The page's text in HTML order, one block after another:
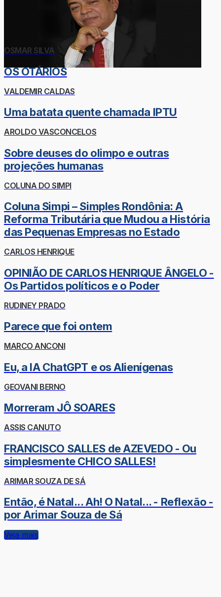
OSMAR SILVA
OS OTÁRIOS
VALDEMIR CALDAS
Uma batata quente chamada IPTU
AROLDO VASCONCELOS
Sobre deuses do olimpo e outras
projeções humanas
COLUNA DO SIMPI
Coluna Simpi – Simples Rondônia: A
Reforma Tributária que Mudou a História
das Pequenas Empresas no Estado
CARLOS HENRIQUE
OPINIÃO DE CARLOS HENRIQUE ÂNGELO -
Os Partidos políticos e o Poder
RUDINEY PRADO
Parece que foi ontem
MARCO ANCONI
Eu, a IA ChatGPT e os Alienígenas
GEOVANI BERNO
Morreram JÔ SOARES
ASSIS CANUTO
FRANCISCO SALLES de AZEVEDO - Ou
simplesmente CHICO SALLES!
ARIMAR SOUZA DE SÁ
Então, é Natal... Ah! O Natal... - Reflexão -
por Arimar Souza de Sá
Veja mais